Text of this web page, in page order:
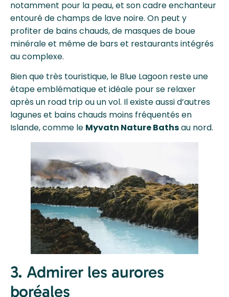
notamment pour la peau, et son cadre enchanteur
entouré de champs de lave noire. On peut y
profiter de bains chauds, de masques de boue
minérale et même de bars et restaurants intégrés
au complexe.
Bien que très touristique, le Blue Lagoon reste une
étape emblématique et idéale pour se relaxer
après un road trip ou un vol. Il existe aussi d’autres
lagunes et bains chauds moins fréquentés en
Islande, comme le Myvatn Nature Bathsau nord.
3. Admirer les aurores
boréales